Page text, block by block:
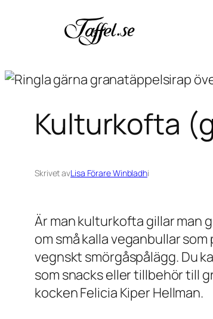
Kulturkofta
Skrivet avLisa Förare Winbladhi
Är man kulturkofta gillar man
om små kalla veganbullar
vegnskt smörgåspålägg. Du
som snacks eller tillbehör till
kocken Felicia Kiper Hellman.